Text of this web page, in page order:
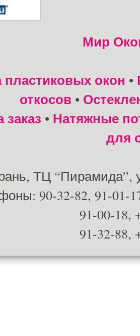
Мир
пластиковых окон •
откосов •
• Натяжные
для
ТЦ “Пирамида”,
90-32-82, 91-01-
91-00-18,
91-32-88,